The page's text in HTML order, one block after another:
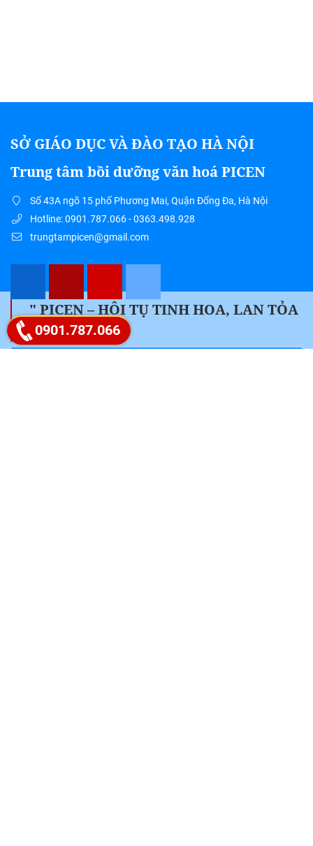
" PICEN – HỘI TỤ TINH HOA, LAN TỎA
TRI THỨC "
SỞ GIÁO DỤC VÀ ĐÀO TẠO HÀ NỘI
Trung tâm bồi dưỡng văn hoá PICEN
Số 43A ngõ 15 phố Phương Mai, Quận Đống Đa, Hà Nội
Hotline: 0901.787.066 - 0363.498.928
trungtampicen@gmail.com
Google map
0901.787.066